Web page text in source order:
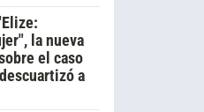
la nueva
el caso
a